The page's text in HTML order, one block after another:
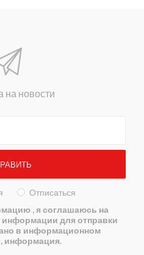
на новости
Отписаться
, я соглашаюсь на
для отправки
в информационном
информация.